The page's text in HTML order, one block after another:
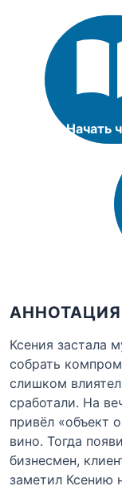
Начать
АННОТАЦИЯ
Ксения застала
собрать
слишком
сработали. На
привёл «объект
вино. Тогда
бизнесмен,
заметил Ксению